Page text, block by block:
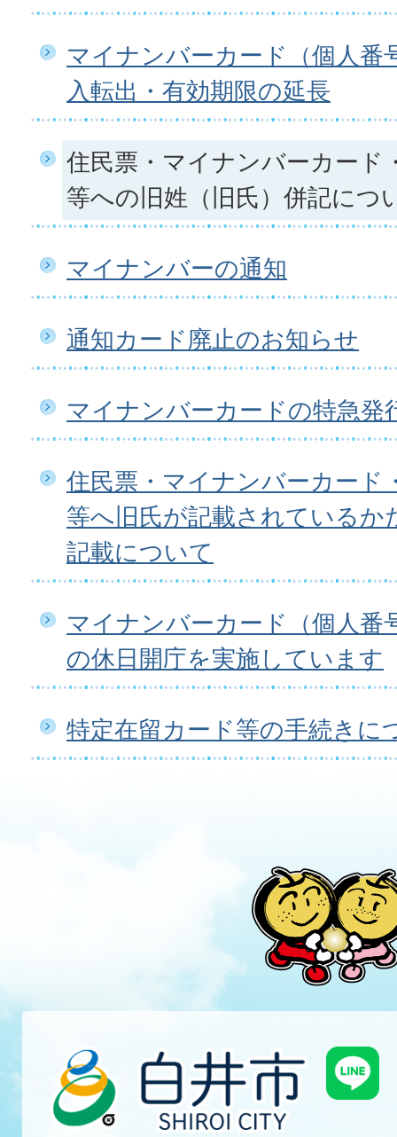
マイナンバーカード（個人番
入転出・有効期限の延長
住民票・マイナンバーカード
等への旧姓（旧氏）併記につ
マイナンバーの通知
通知カード廃止のお知らせ
マイナンバーカードの特急発
住民票・マイナンバーカード
等へ旧氏が記載されているか
記載について
マイナンバーカード（個人番
の休日開庁を実施しています
特定在留カード等の手続きに